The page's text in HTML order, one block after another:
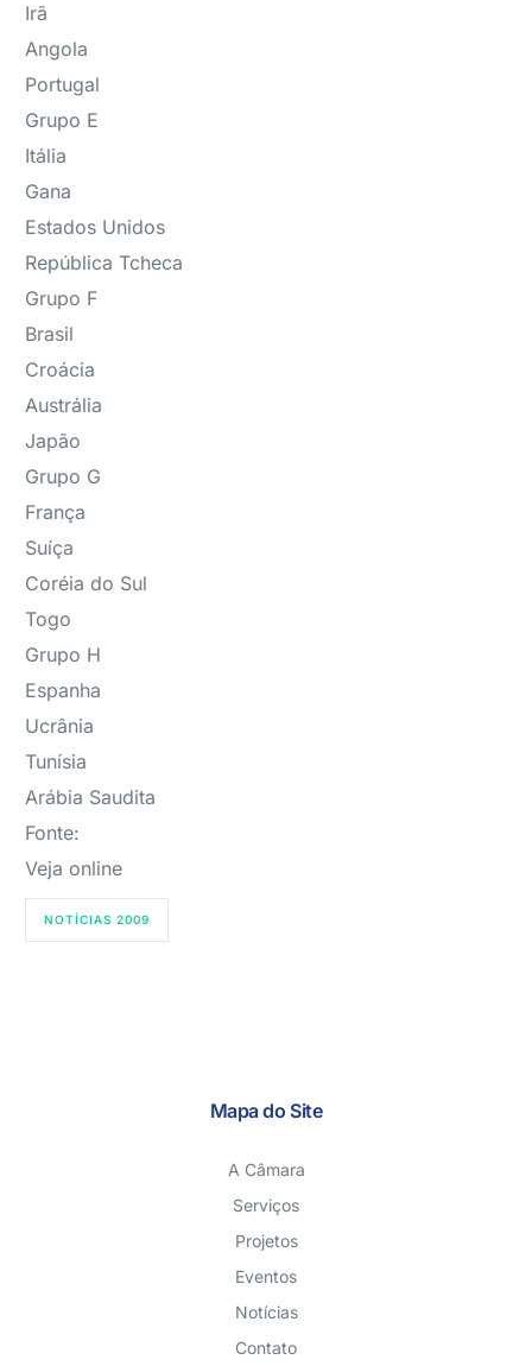
Irã
Angola
Portugal
Grupo E
Itália
Gana
Estados Unidos
República Tcheca
Grupo F
Brasil
Croácia
Austrália
Japão
Grupo G
França
Suíça
Coréia do Sul
Togo
Grupo H
Espanha
Ucrânia
Tunísia
Arábia Saudita
Fonte:
Veja online
NOTÍCIAS 2009
Mapa do Site
A Câmara
Serviços
Projetos
Eventos
Notícias
Contato